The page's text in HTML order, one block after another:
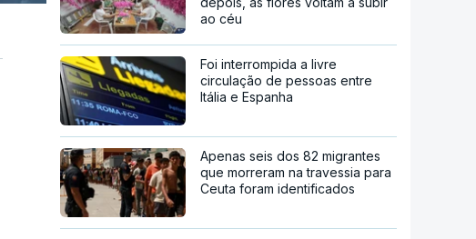
ao céu
Foi interrompida a livre
circulação de pessoas entre
Itália e Espanha
Apenas seis dos 82 migrantes
que morreram na travessia para
Ceuta foram identificados